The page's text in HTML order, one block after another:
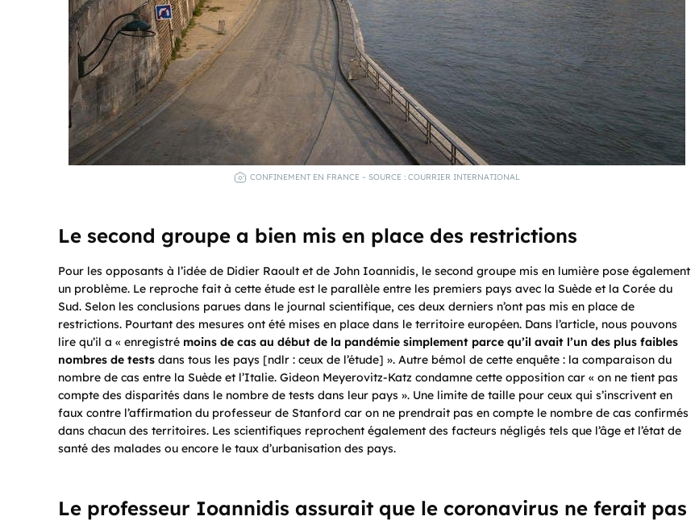
CONFINEMENT EN FRANCE – SOURCE : COURRIER INTERNATIONAL
Le second groupe a bien mis en place des restrictions
Pour les opposants à l’idée de Didier Raoult et de John Ioannidis, le second groupe mis en lumière pose également
un problème. Le reproche fait à cette étude est le parallèle entre les premiers pays avec la Suède et la Corée du
Sud. Selon les conclusions parues dans le journal scientifique, ces deux derniers n’ont pas mis en place de
restrictions. Pourtant des mesures ont été mises en place dans le territoire européen. Dans l’article, nous pouvons
lire qu’il a « enregistré moins de cas au début de la pandémie simplement parce qu’il avait l’un des plus faibles
nombres de tests dans tous les pays [ndlr : ceux de l’étude] ». Autre bémol de cette enquête : la comparaison du
nombre de cas entre la Suède et l’Italie. Gideon Meyerovitz-Katz condamne cette opposition car « on ne tient pas
compte des disparités dans le nombre de tests dans leur pays ». Une limite de taille pour ceux qui s’inscrivent en
faux contre l’affirmation du professeur de Stanford car on ne prendrait pas en compte le nombre de cas confirmés
dans chacun des territoires. Les scientifiques reprochent également des facteurs négligés tels que l’âge et l’état de
santé des malades ou encore le taux d’urbanisation des pays.
Le professeur Ioannidis assurait que le coronavirus ne ferait pas